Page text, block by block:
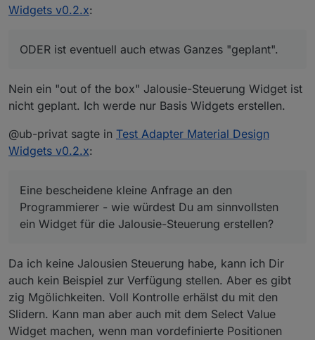
Widget für die Jalousie-Steuerung erstellen?
"geplant".
Frage verdient sicher auch immer eine gute Antwort
Widgets v0.2.x:
ODER ist eventuell auch etwas Ganzes "geplant".
Nein ein "out of the box" Jalousie-Steuerung Widget ist
nicht geplant. Ich werde nur Basis Widgets erstellen.
@ub-privat sagte in Test Adapter Material Design
Widgets v0.2.x:
Eine bescheidene kleine Anfrage an den
Programmierer - wie würdest Du am sinnvollsten
ein Widget für die Jalousie-Steuerung erstellen?
Da ich keine Jalousien Steuerung habe, kann ich Dir
auch kein Beispiel zur Verfügung stellen. Aber es gibt
zig Mgölichkeiten. Voll Kontrolle erhälst du mit den
Slidern. Kann man aber auch mit dem Select Value
Widget machen, wenn man vordefinierte Positionen